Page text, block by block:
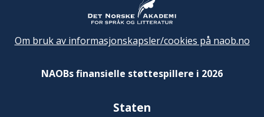
Om bruk av informasjonskapsler/cookies på naob.no
NAOBs finansielle støttespillere i 2026
Staten